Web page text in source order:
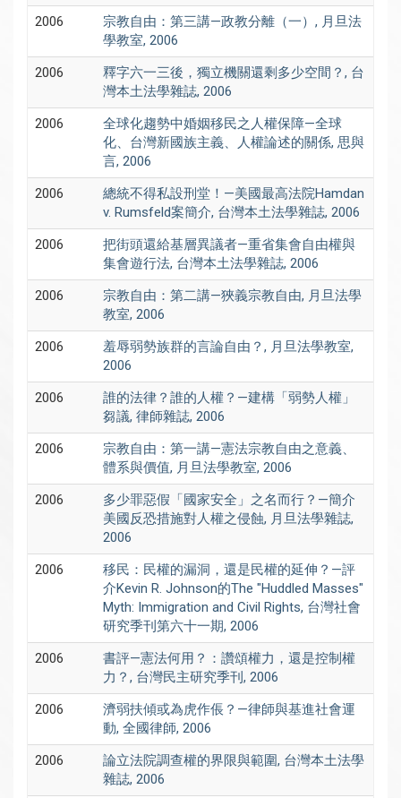
2006
宗教自由：第三講—政教分離（一）, 月旦法
學教室, 2006
2006
釋字六一三後，獨立機關還剩多少空間？, 台
灣本土法學雜誌, 2006
2006
全球化趨勢中婚姻移民之人權保障—全球
化、台灣新國族主義、人權論述的關係, 思與
言, 2006
2006
總統不得私設刑堂！—美國最高法院Hamdan
v. Rumsfeld案簡介, 台灣本土法學雜誌, 2006
2006
把街頭還給基層異議者—重省集會自由權與
集會遊行法, 台灣本土法學雜誌, 2006
2006
宗教自由：第二講—狹義宗教自由, 月旦法學
教室, 2006
2006
羞辱弱勢族群的言論自由？, 月旦法學教室,
2006
2006
誰的法律？誰的人權？—建構「弱勢人權」
芻議, 律師雜誌, 2006
2006
宗教自由：第一講—憲法宗教自由之意義、
體系與價值, 月旦法學教室, 2006
2006
多少罪惡假「國家安全」之名而行？—簡介
美國反恐措施對人權之侵蝕, 月旦法學雜誌,
2006
2006
移民：民權的漏洞，還是民權的延伸？—評
介Kevin R. Johnson的The "Huddled Masses"
Myth: Immigration and Civil Rights, 台灣社會
研究季刊第六十一期, 2006
2006
書評—憲法何用？：讚頌權力，還是控制權
力？, 台灣民主研究季刊, 2006
2006
濟弱扶傾或為虎作倀？—律師與基進社會運
動, 全國律師, 2006
2006
論立法院調查權的界限與範圍, 台灣本土法學
雜誌, 2006